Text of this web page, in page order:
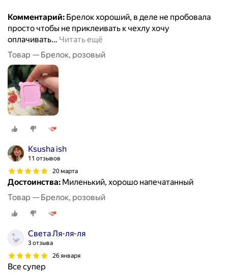
Комментарий: Брелок хороший, в деле не пробовала
просто чтобы не приклеивать к чехлу хочу
оплачивать… Читать ещё
Товар — Брелок, розовый
Ksusha ish
11 отзывов
20 марта
Достоинства: Миленький, хорошо напечатанный
Товар — Брелок, розовый
Света Ля-ля-ля
3 отзыва
26 января
Все супер